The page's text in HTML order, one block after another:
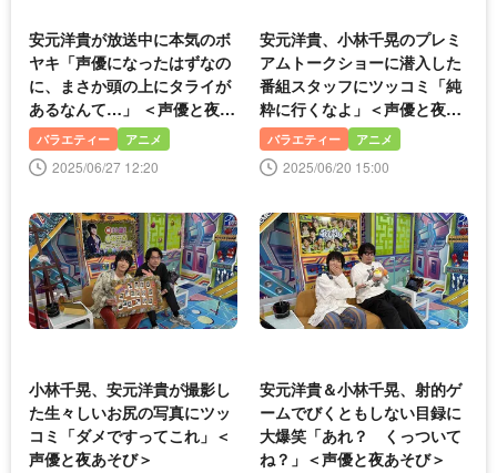
安元洋貴が放送中に本気のボ
ヤキ「声優になったはずなの
に、まさか頭の上にタライが
あるなんて…」 ＜声優と夜あ
そび＞
バラエティー アニメ
2025/06/27 12:20
安元洋貴、小林千晃のプレミ
アムトークショーに潜入した
番組スタッフにツッコミ「純
粋に行くなよ」＜声優と夜あ
そび＞
バラエティー アニメ
2025/06/20 15:00
小林千晃、安元洋貴が撮影し
た生々しいお尻の写真にツッ
コミ「ダメですってこれ」＜
声優と夜あそび＞
安元洋貴＆小林千晃、射的ゲ
ームでびくともしない目録に
大爆笑「あれ？ くっついて
ね？」＜声優と夜あそび＞